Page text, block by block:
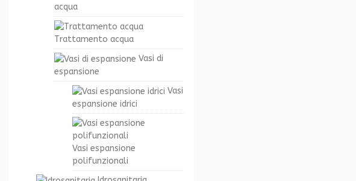
acqua
Trattamento acqua
Vasi di
espansione
Vasi
espansione idrici
Vasi espansione
polifunzionali